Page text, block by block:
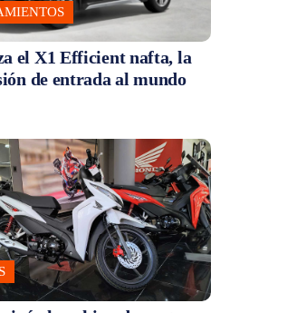
el X1 Efficient nafta, la
de entrada al mundo